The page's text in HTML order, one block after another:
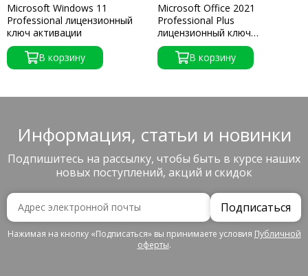
Microsoft Windows 11
Professional лицензионный
ключ активации
В корзину
Microsoft Office 2021
Professional Plus
лицензионный ключ
активации
В корзину
Информация, статьи и новинки
Подпишитесь на рассылку, чтобы быть в курсе наших
новых поступлений, акций и скидок
Подписаться
Нажимая на кнопку «Подписаться» вы принимаете условия Публичной
оферты.